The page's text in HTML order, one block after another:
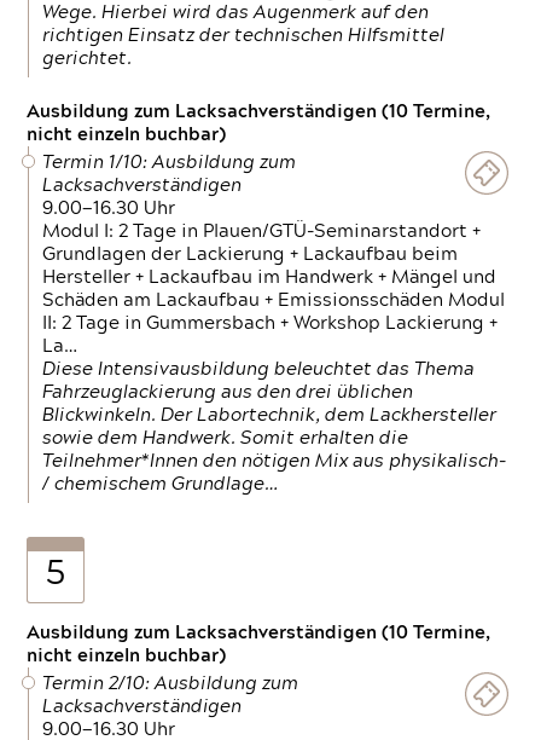
Wege. Hierbei wird das Augenmerk auf den
richtigen Einsatz der technischen Hilfsmittel
gerichtet.
Ausbildung zum Lacksachverständigen (10 Termine,
nicht einzeln buchbar)
Termin 1/10: Ausbildung zum
Lacksachverständigen
9.00—16.30 Uhr
Modul I: 2 Tage in Plauen/GTÜ-Seminarstandort +
Grundlagen der Lackierung + Lackaufbau beim
Hersteller + Lackaufbau im Handwerk + Mängel und
Schäden am Lackaufbau + Emissionsschäden Modul
II: 2 Tage in Gummersbach + Workshop Lackierung +
La…
Diese Intensivausbildung beleuchtet das Thema
Fahrzeuglackierung aus den drei üblichen
Blickwinkeln. Der Labortechnik, dem Lackhersteller
sowie dem Handwerk. Somit erhalten die
Teilnehmer*Innen den nötigen Mix aus physikalisch-
/ chemischem Grundlage…
5
Ausbildung zum Lacksachverständigen (10 Termine,
nicht einzeln buchbar)
Termin 2/10: Ausbildung zum
Lacksachverständigen
9.00—16.30 Uhr